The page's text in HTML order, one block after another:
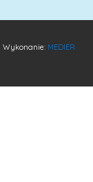
Wykonanie: MEDIER